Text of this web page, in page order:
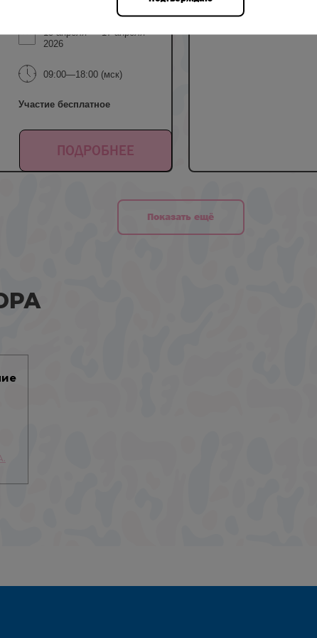
15 апреля — 17 апреля
2026
09:00—18:00 (мск)
Участие бесплатное
ПОДРОБНЕЕ
Показать ещё